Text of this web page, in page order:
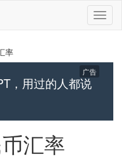
切
换
率
，用过的人都说
广告
汇率